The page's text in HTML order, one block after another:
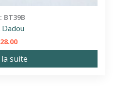
BT39B
Dadou
28.00
suite